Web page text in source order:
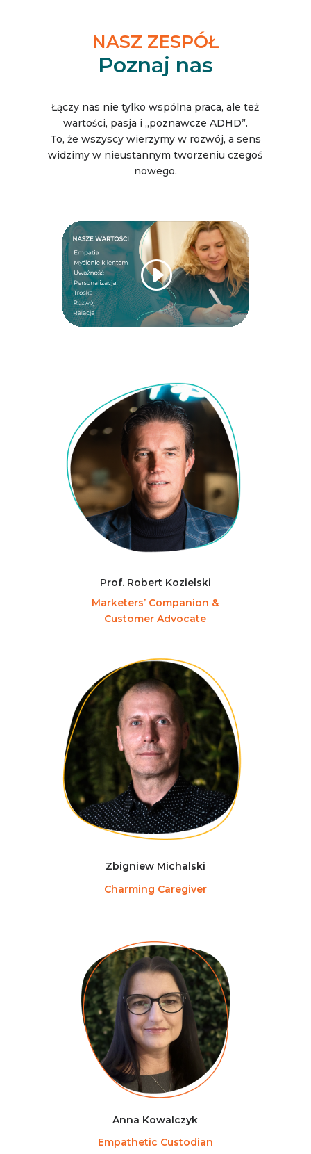
NASZ ZESPÓŁ
Poznaj nas
Łączy nas nie tylko wspólna praca, ale też
wartości, pasja i „poznawcze ADHD”.
To, że wszyscy wierzymy w rozwój, a sens
widzimy w nieustannym tworzeniu czegoś
nowego.
Prof. Robert Kozielski
Marketers’ Companion &
Customer Advocate
Zbigniew Michalski
Charming Caregiver
Anna Kowalczyk
Empathetic Custodian